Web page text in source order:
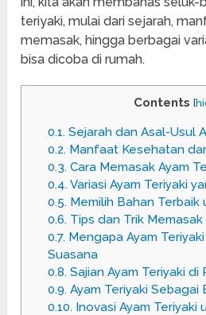
teriyaki, mulai dari sejarah,
memasak, hingga berbagai
bisa dicoba di rumah.
Contents [
0.1.Sejarah dan Asal-Usul
0.2.Manfaat Kesehatan
0.3.Cara Memasak Ayam
0.4.Variasi Ayam Teriyaki
0.5.Memilih Bahan Terbaik
0.6.Tips dan Trik Memasak
0.7.Mengapa Ayam
Suasana
0.8.Sajian Ayam Teriyaki di
0.9.Ayam Teriyaki Sebagai
0.10.Inovasi Ayam Teriyaki